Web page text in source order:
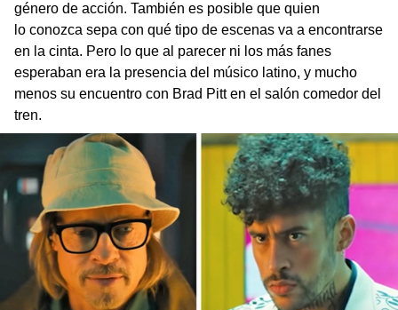
género de acción. También es posible que quien
lo conozca sepa con qué tipo de escenas va a encontrarse
en la cinta. Pero lo que al parecer ni los más fanes
esperaban era la presencia del músico latino, y mucho
menos su encuentro con Brad Pitt en el salón comedor del
tren.